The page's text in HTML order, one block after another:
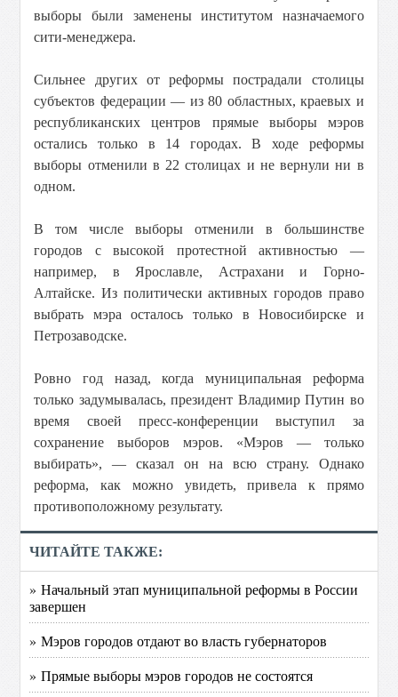
выборы были заменены институтом назначаемого
сити-менеджера.
Сильнее других от реформы пострадали столицы
субъектов федерации — из 80 областных, краевых и
республиканских центров прямые выборы мэров
остались только в 14 городах. В ходе реформы
выборы отменили в 22 столицах и не вернули ни в
одном.
В том числе выборы отменили в большинстве
городов с высокой протестной активностью —
например, в Ярославле, Астрахани и Горно-
Алтайске. Из политически активных городов право
выбрать мэра осталось только в Новосибирске и
Петрозаводске.
Ровно год назад, когда муниципальная реформа
только задумывалась, президент Владимир Путин во
время своей пресс-конференции выступил за
сохранение выборов мэров. «Мэров — только
выбирать», — сказал он на всю страну. Однако
реформа, как можно увидеть, привела к прямо
противоположному результату.
ЧИТАЙТЕ ТАКЖЕ:
» Начальный этап муниципальной реформы в России
завершен
» Мэров городов отдают во власть губернаторов
» Прямые выборы мэров городов не состоятся